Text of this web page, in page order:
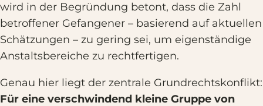
wird in der Begründung betont, dass die Zahl
betroffener Gefangener – basierend auf aktuellen
Schätzungen – zu gering sei, um eigenständige
Anstaltsbereiche zu rechtfertigen.
Genau hier liegt der zentrale Grundrechtskonflikt:
Für eine verschwindend kleine Gruppe von